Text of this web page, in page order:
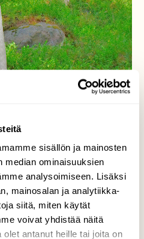
sisällön ja mainosten
median ominaisuuksien
analysoimiseen. Lisäksi
mainosalan ja analytiikka-
siitä, miten käytät
voivat yhdistää näitä
antanut heille tai joita on